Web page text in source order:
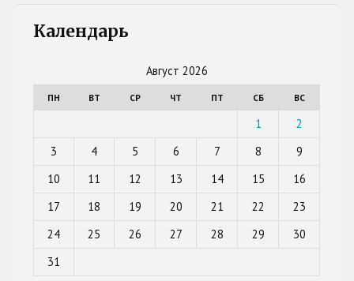
Календарь
Август 2026
ПН ВТ СР ЧТ ПТ СБ ВС
1
2
3
4 5 6 7 8
9
10
11 12 13 14 15
16
17
18 19 20 21 22
23
24
25 26 27 28 29
30
31